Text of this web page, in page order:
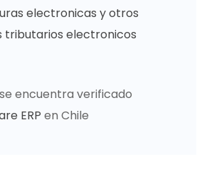
electronicas y otros
tributarios electronicos
se encuentra verificado
ERP en Chile